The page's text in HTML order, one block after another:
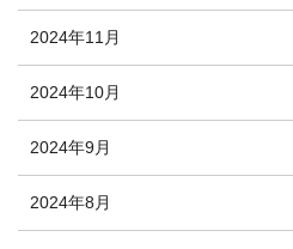
2024年11月
2024年10月
2024年9月
2024年8月